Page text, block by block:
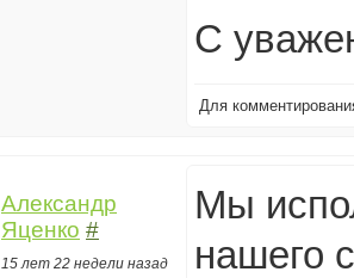
С
Для
Александр
Яценко #
15 лет 22 недели назад
Мы
нашего